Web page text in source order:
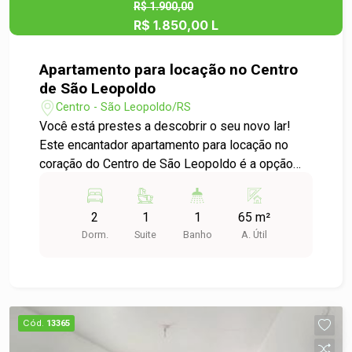
em contato conosco agora mesmo e agende uma
visita para conhecer esse imóvel incrível!
R$ 1.900,00
R$ 1.850,00 L
Apartamento para locação no Centro
de São Leopoldo
Centro - São Leopoldo/RS
Você está prestes a descobrir o seu novo lar!
Este encantador apartamento para locação no
coração do Centro de São Leopoldo é a opção
excelente localização. Com 65m² de área útil, os
ambientes foram cuidadosamente distribuídos
para proporcionar bem-estar no dia a dia. O
momentos de convivência e recepção de amigos
e familiares. A cozinha é funcional e oferece
2
Dorm.
1
Suite
1
Banho
65 m²
A. Útil
Cód. 13365